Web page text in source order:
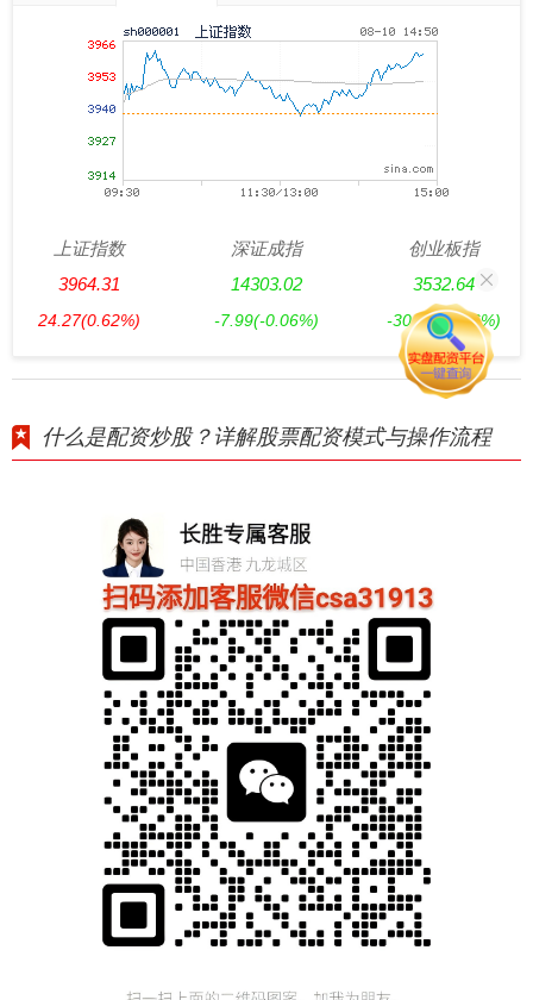
上证指数
3964.31
24.27(0.62%)
深证成指
14303.02
-7.99(-0.06%)
创业板指
3532.64
-30.48(-0.86%)
什么是配资炒股？详解股票配资模式与操作流程